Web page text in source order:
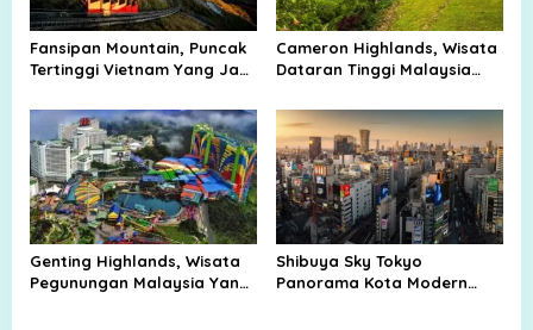
Fansipan Mountain, Puncak
Tertinggi Vietnam Yang Jadi
Cameron Highlands, Wisata
Dataran Tinggi Malaysia
Genting Highlands, Wisata
Pegunungan Malaysia Yang
Shibuya Sky Tokyo
Panorama Kota Modern